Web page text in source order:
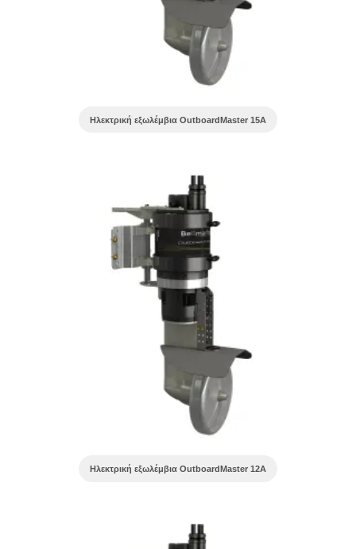
Ηλεκτρική εξωλέμβια OutboardMaster 15A
Ηλεκτρική εξωλέμβια OutboardMaster 12A